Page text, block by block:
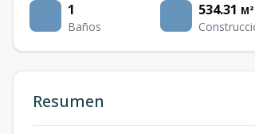
1
Baños
534.31 M²
Resumen